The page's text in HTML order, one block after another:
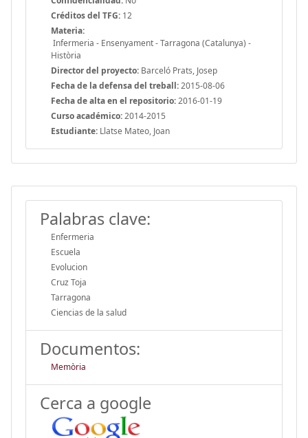
Créditos del TFG: 12
Materia:
Infermeria - Ensenyament - Tarragona (Catalunya) -
Història
Director del proyecto: Barceló Prats, Josep
Fecha de la defensa del treball:2015-08-06
Fecha de alta en el repositorio:2016-01-19
Curso académico:2014-2015
Estudiante: Llatse Mateo, Joan
Palabras clave:
Enfermeria
Escuela
Evolucion
Cruz Toja
Tarragona
Ciencias de la salud
Documentos:
Memòria
Cerca a google